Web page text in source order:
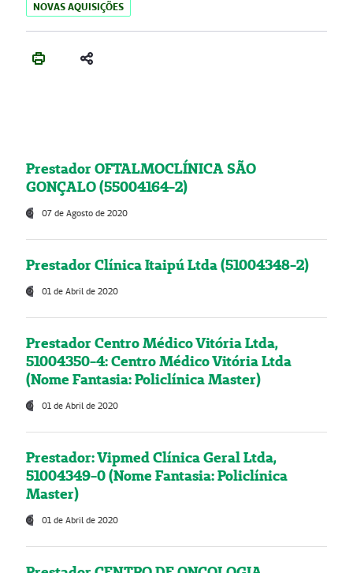
NOVAS AQUISIÇÕES
Prestador OFTALMOCLÍNICA SÃO
GONÇALO (55004164-2)
07 de Agosto de 2020
Prestador Clínica Itaipú Ltda (51004348-2)
01 de Abril de 2020
Prestador Centro Médico Vitória Ltda,
51004350-4: Centro Médico Vitória Ltda
(Nome Fantasia: Policlínica Master)
01 de Abril de 2020
Prestador: Vipmed Clínica Geral Ltda,
51004349-0 (Nome Fantasia: Policlínica
Master)
01 de Abril de 2020